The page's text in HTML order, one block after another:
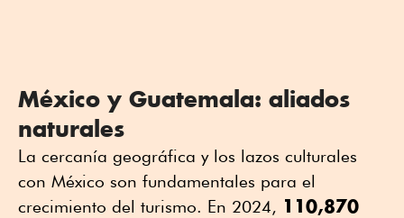
México y Guatemala: aliados
naturales
La cercanía geográfica y los lazos culturales
con México son fundamentales para el
crecimiento del turismo. En 2024, 110,870